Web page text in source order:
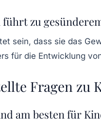
zu
sein, dass sie das
für die Entwicklung
Fragen zu
am besten für